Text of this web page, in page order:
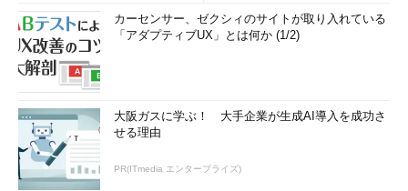
カーセンサー、ゼクシィのサイトが取り入れている
「アダプティブUX」とは何か (1/2)
大阪ガスに学ぶ！ 大手企業が生成AI導入を成功さ
せる理由
PR(ITmedia エンタープライズ)